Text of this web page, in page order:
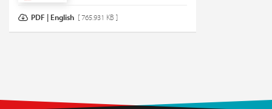
PDF | English [ 765.931 KB ]